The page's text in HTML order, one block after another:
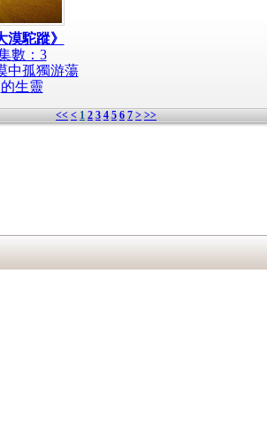
漠駝蹤》
數：3
中孤獨游蕩
的生靈
<< < 1 2 3 4 5 6 7 > >>